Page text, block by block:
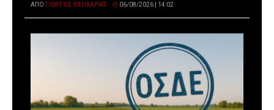
ΑΠΌ ΓΙΏΡΓΟΣ ΘΕΟΧΆΡΗΣ 06/08/2026 | 14:02